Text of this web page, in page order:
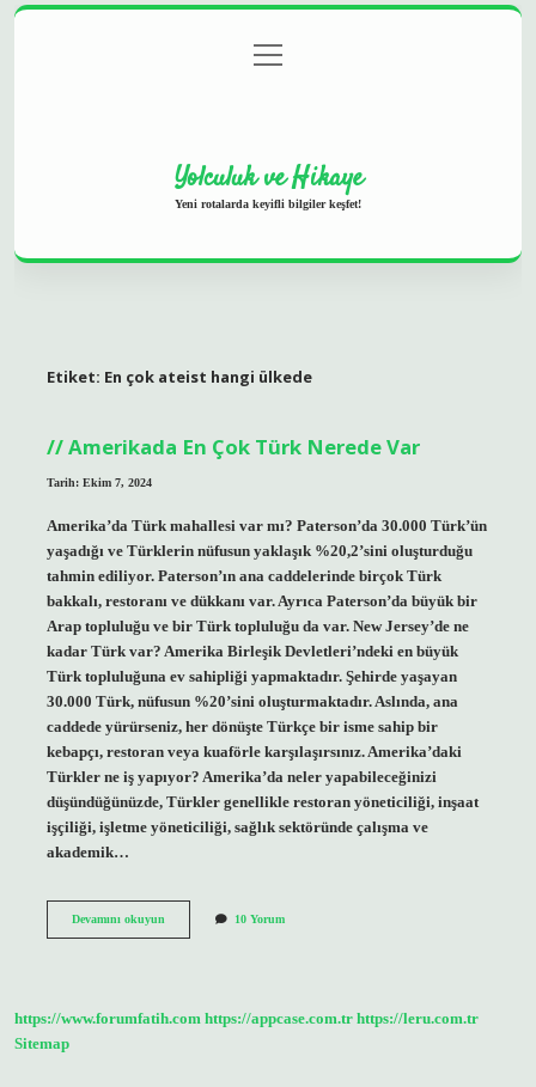
Gizlilik Politikası
menüyü
aç
Yolculuk ve Hikaye
Yeni rotalarda keyifli bilgiler keşfet!
Etiket: En çok ateist hangi ülkede
Amerikada En Çok Türk Nerede Var
Tarih: Ekim 7, 2024
Amerika’da Türk mahallesi var mı? Paterson’da 30.000 Türk’ün
yaşadığı ve Türklerin nüfusun yaklaşık %20,2’sini oluşturduğu
tahmin ediliyor. Paterson’ın ana caddelerinde birçok Türk
bakkalı, restoranı ve dükkanı var. Ayrıca Paterson’da büyük bir
Arap topluluğu ve bir Türk topluluğu da var. New Jersey’de ne
kadar Türk var? Amerika Birleşik Devletleri’ndeki en büyük
Türk topluluğuna ev sahipliği yapmaktadır. Şehirde yaşayan
30.000 Türk, nüfusun %20’sini oluşturmaktadır. Aslında, ana
caddede yürürseniz, her dönüşte Türkçe bir isme sahip bir
kebapçı, restoran veya kuaförle karşılaşırsınız. Amerika’daki
Türkler ne iş yapıyor? Amerika’da neler yapabileceğinizi
düşündüğünüzde, Türkler genellikle restoran yöneticiliği, inşaat
işçiliği, işletme yöneticiliği, sağlık sektöründe çalışma ve
akademik…
Devamını okuyunAmerikada
10 Yorum
https://www.forumfatih.com https://appcase.com.tr https://leru.com.tr
Sitemap